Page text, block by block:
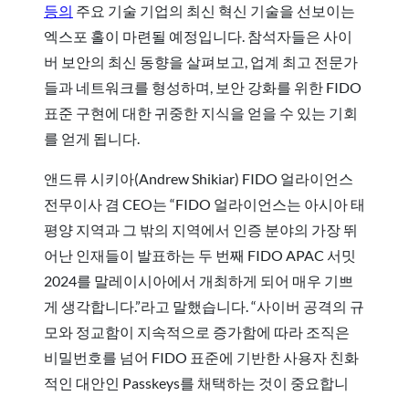
등의 주요 기술 기업의 최신 혁신 기술을 선보이는
엑스포 홀이 마련될 예정입니다. 참석자들은 사이
버 보안의 최신 동향을 살펴보고, 업계 최고 전문가
들과 네트워크를 형성하며, 보안 강화를 위한 FIDO
표준 구현에 대한 귀중한 지식을 얻을 수 있는 기회
를 얻게 됩니다.
앤드류 시키아(Andrew Shikiar) FIDO 얼라이언스
전무이사 겸 CEO는 “FIDO 얼라이언스는 아시아 태
평양 지역과 그 밖의 지역에서 인증 분야의 가장 뛰
어난 인재들이 발표하는 두 번째 FIDO APAC 서밋
2024를 말레이시아에서 개최하게 되어 매우 기쁘
게 생각합니다.”라고 말했습니다. “사이버 공격의 규
모와 정교함이 지속적으로 증가함에 따라 조직은
비밀번호를 넘어 FIDO 표준에 기반한 사용자 친화
적인 대안인 Passkeys를 채택하는 것이 중요합니